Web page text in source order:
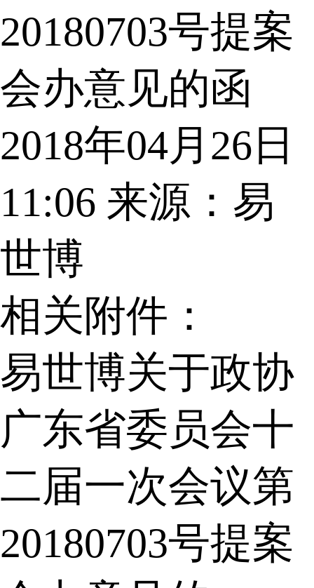
20180703号提案
会办意见的函
2018年04月26日
11:06 来源：易
世博
相关附件：
易世博关于政协
广东省委员会十
二届一次会议第
20180703号提案